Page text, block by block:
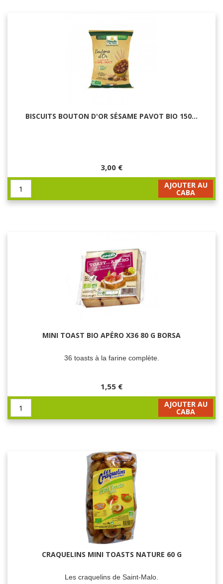
BISCUITS BOUTON D'OR SÉSAME PAVOT BIO 150...
3,00 €
AJOUTER AU
CABA
MINI TOAST BIO APÉRO X36 80 G BORSA
36 toasts à la farine complète.
1,55 €
AJOUTER AU
CABA
CRAQUELINS MINI TOASTS NATURE 60 G
Les craquelins de Saint-Malo.